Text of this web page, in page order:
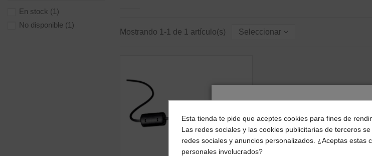
Mostrando 1-1 de 1 artículo(s) Seleccionar
En stock (1)
No disponible (1)
¿Dónde deseas
Selecciona tu ubicación para
impuestos correctos para
Esta tienda te pide que aceptes cookies para fines de
Las redes sociales y las cookies publicitarias de terceros
redes sociales y anuncios personalizados. ¿Aceptas estas
personales involucrados?